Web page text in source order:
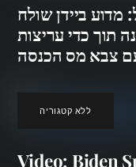
מדוע ביידן שולח
תוך כדי עריצות
ללא קטגוריה
Video: Biden